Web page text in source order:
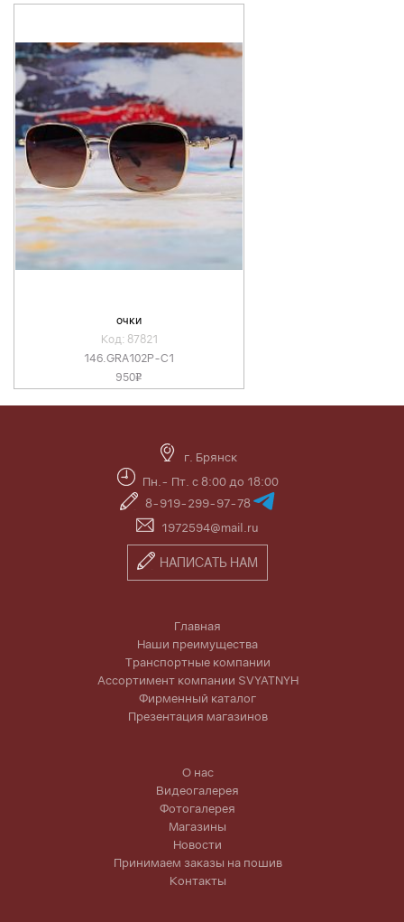
очки
Код: 87821
146.GRA102P-C1
950v
г. Брянск
Пн.- Пт. с 8:00 до 18:00
8-919-299-97-78
1972594@mail.ru
НАПИСАТЬ НАМ
Главная
Наши преимущества
Транспортные компании
Ассортимент компании SVYATNYH
Фирменный каталог
Презентация магазинов
О нас
Видеогалерея
Фотогалерея
Магазины
Новости
Принимаем заказы на пошив
Контакты